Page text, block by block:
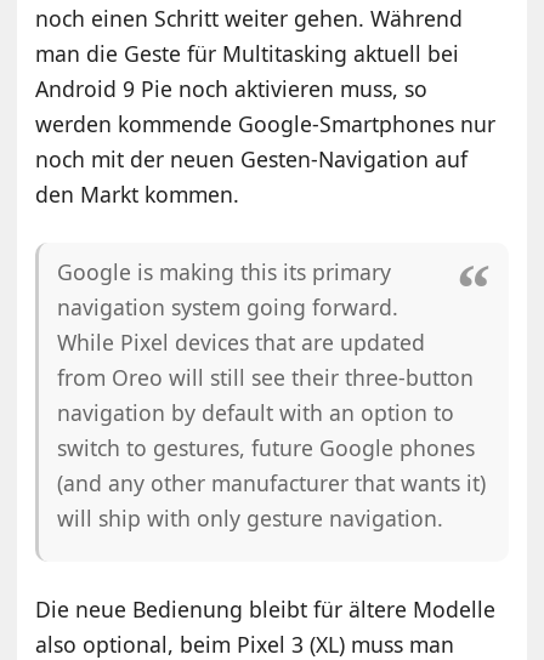
noch einen Schritt weiter gehen. Während
man die Geste für Multitasking aktuell bei
Android 9 Pie noch aktivieren muss, so
werden kommende Google-Smartphones nur
noch mit der neuen Gesten-Navigation auf
den Markt kommen.
Google is making this its primary
navigation system going forward.
While Pixel devices that are updated
from Oreo will still see their three-button
navigation by default with an option to
switch to gestures, future Google phones
(and any other manufacturer that wants it)
will ship with only gesture navigation.
Die neue Bedienung bleibt für ältere Modelle
also optional, beim Pixel 3 (XL) muss man